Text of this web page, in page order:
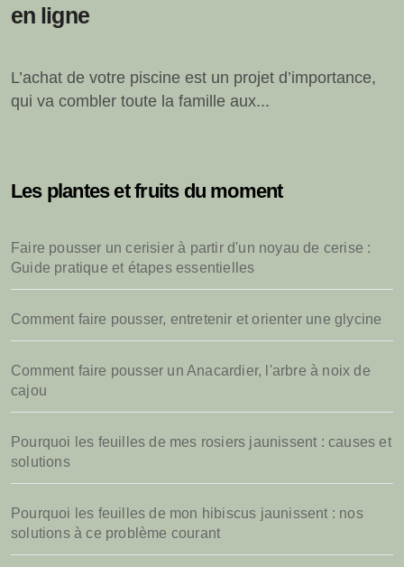
en ligne
L’achat de votre piscine est un projet d’importance,
qui va combler toute la famille aux...
Les plantes et fruits du moment
Faire pousser un cerisier à partir d'un noyau de cerise :
Guide pratique et étapes essentielles
Comment faire pousser, entretenir et orienter une glycine
Comment faire pousser un Anacardier, l'arbre à noix de
cajou
Pourquoi les feuilles de mes rosiers jaunissent : causes et
solutions
Pourquoi les feuilles de mon hibiscus jaunissent : nos
solutions à ce problème courant